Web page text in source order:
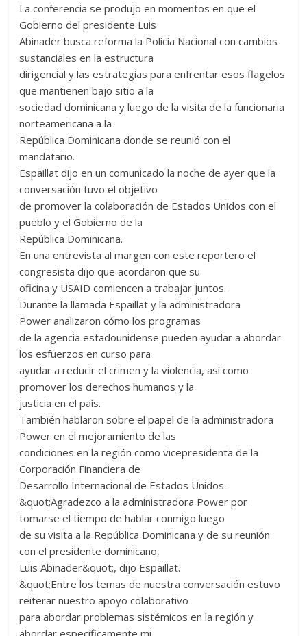
La conferencia se produjo en momentos en que el
Gobierno del presidente Luis
Abinader busca reforma la Policía Nacional con cambios
sustanciales en la estructura
dirigencial y las estrategias para enfrentar esos flagelos
que mantienen bajo sitio a la
sociedad dominicana y luego de la visita de la funcionaria
norteamericana a la
República Dominicana donde se reunió con el
mandatario.
Espaillat dijo en un comunicado la noche de ayer que la
conversación tuvo el objetivo
de promover la colaboración de Estados Unidos con el
pueblo y el Gobierno de la
República Dominicana.
En una entrevista al margen con este reportero el
congresista dijo que acordaron que su
oficina y USAID comiencen a trabajar juntos.
Durante la llamada Espaillat y la administradora
Power analizaron cómo los programas
de la agencia estadounidense pueden ayudar a abordar
los esfuerzos en curso para
ayudar a reducir el crimen y la violencia, así como
promover los derechos humanos y la
justicia en el país.
También hablaron sobre el papel de la administradora
Power en el mejoramiento de las
condiciones en la región como vicepresidenta de la
Corporación Financiera de
Desarrollo Internacional de Estados Unidos.
&quot;Agradezco a la administradora Power por
tomarse el tiempo de hablar conmigo luego
de su visita a la República Dominicana y de su reunión
con el presidente dominicano,
Luis Abinader&quot;, dijo Espaillat.
&quot;Entre los temas de nuestra conversación estuvo
reiterar nuestro apoyo colaborativo
para abordar problemas sistémicos en la región y
abordar específicamente mi